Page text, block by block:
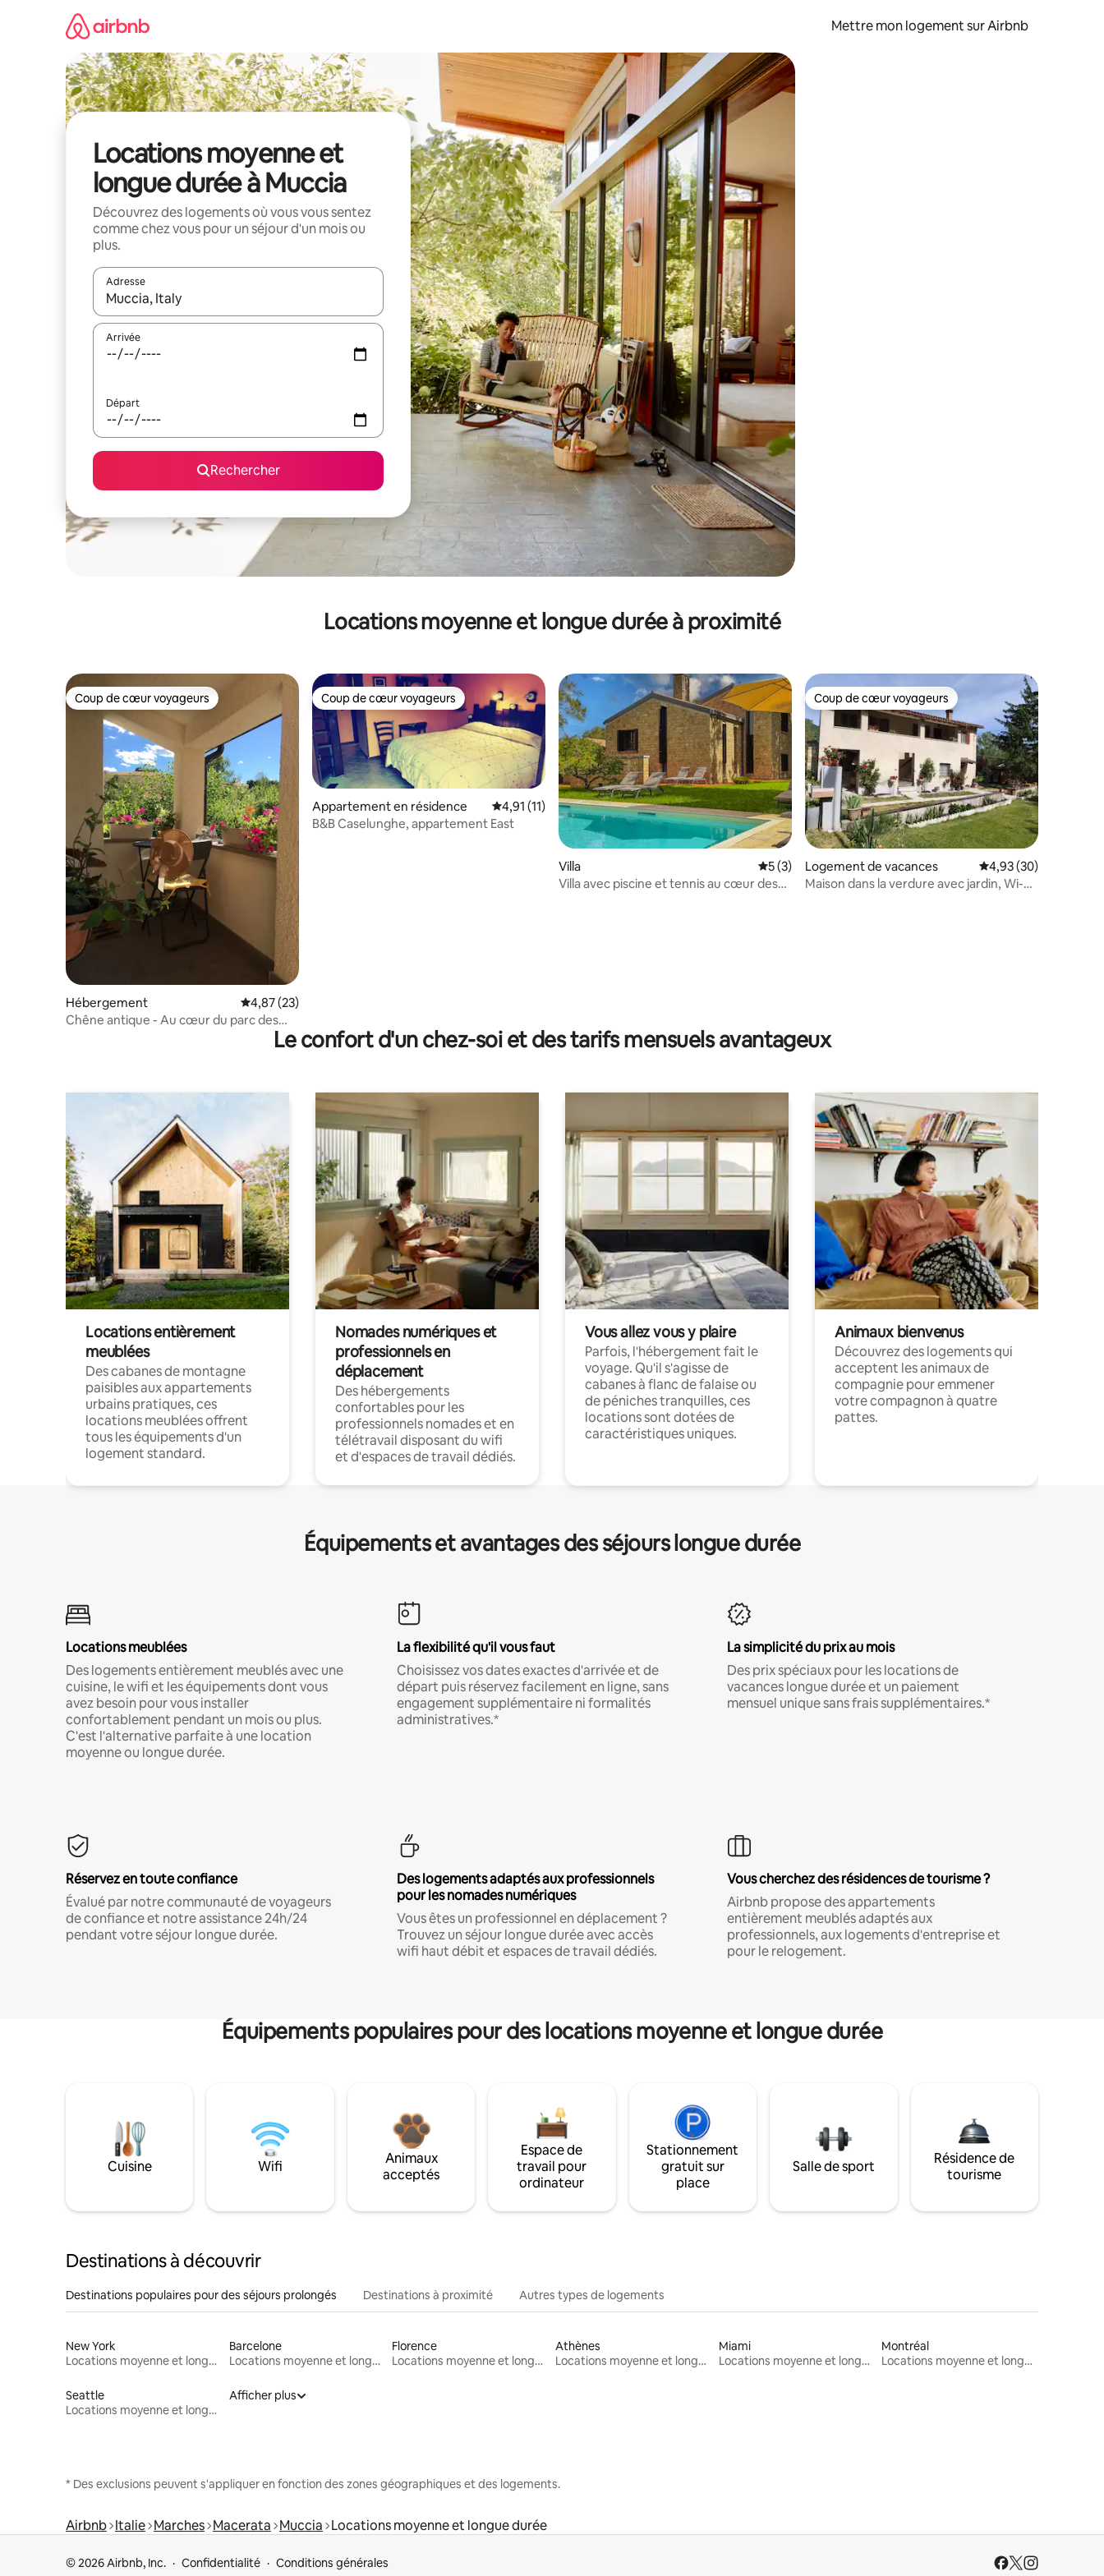
Mettre mon logement sur Airbnb
Locations moyenne et
longue durée à Muccia
Découvrez des logements où vous vous sentez
comme chez vous pour un séjour d'un mois ou
plus.
Adresse
Lorsque les résultats s'affichent, utilisez les flèches vers le haut et vers le bas pour les parcourir ou en appuyant et en faisant glisser.
Arrivée
Départ
Rechercher
Locations moyenne et longue durée à proximité
Coup de cœur voyageurs
Coup de cœur voyageurs
Hébergement Évaluation moyenne sur la base de 23 commentaires : 4,87 sur 5
4,87 (23)
Chêne antique - Au cœur du parc des
Coup de cœur voyageurs
Coup de cœur voyageurs
Appartement en résidence Évaluation moyenne sur la base de 11 commentaires : 4,91 sur 5
4,91 (11)
B&B Caselunghe, appartement East
Villa Évaluation moyenne sur la base de 3 commentaires : 5 sur 5
5 (3)
Villa avec piscine et tennis au cœur des
Coup de cœur voyageurs
Coup de cœur voyageurs
Logement de vacances Évaluation moyenne
4,93 (30)
Maison dans la verdure avec jardin, Wi-Fi
Le confort d'un chez-soi et des tarifs mensuels avantageux
Locations entièrement
meublées
Des cabanes de montagne
paisibles aux appartements
urbains pratiques, ces
locations meublées offrent
tous les équipements d'un
logement standard.
Nomades numériques et
professionnels en
déplacement
Des hébergements
confortables pour les
professionnels nomades et en
télétravail disposant du wifi
et d'espaces de travail dédiés.
Vous allez vous y plaire
Parfois, l'hébergement fait le
voyage. Qu'il s'agisse de
cabanes à flanc de falaise ou
de péniches tranquilles, ces
locations sont dotées de
caractéristiques uniques.
Animaux bienvenus
Découvrez des logements qui
acceptent les animaux de
compagnie pour emmener
votre compagnon à quatre
pattes.
Équipements et avantages des séjours longue durée
Locations meublées
Des logements entièrement meublés avec une
cuisine, le wifi et les équipements dont vous
avez besoin pour vous installer
confortablement pendant un mois ou plus.
C'est l'alternative parfaite à une location
moyenne ou longue durée.
La flexibilité qu'il vous faut
Choisissez vos dates exactes d'arrivée et de
départ puis réservez facilement en ligne, sans
engagement supplémentaire ni formalités
administratives.*
La simplicité du prix au mois
Des prix spéciaux pour les locations de
vacances longue durée et un paiement
mensuel unique sans frais supplémentaires.*
Réservez en toute confiance
Évalué par notre communauté de voyageurs
de confiance et notre assistance 24h/24
pendant votre séjour longue durée.
Des logements adaptés aux professionnels
pour les nomades numériques
Vous êtes un professionnel en déplacement ?
Trouvez un séjour longue durée avec accès
wifi haut débit et espaces de travail dédiés.
Vous cherchez des résidences de tourisme ?
Airbnb propose des appartements
entièrement meublés adaptés aux
professionnels, aux logements d'entreprise et
pour le relogement.
Équipements populaires pour des locations moyenne et longue durée
Cuisine Wifi
Animaux
acceptés
Espace de
travail pour
ordinateur
Stationnement
gratuit sur
place
Salle de sport
Résidence de
tourisme
Destinations à découvrir
Destinations populaires pour des séjours prolongés Destinations à proximité Autres types de logements
New York
Locations moyenne et longue durée
Barcelone
Locations moyenne et longue durée
Florence
Locations moyenne et longue durée
Athènes
Locations moyenne et longue durée
Miami
Locations moyenne et longue durée
Montréal
Locations moyenne et longue durée
Seattle
Locations moyenne et longue durée
Afficher plus
* Des exclusions peuvent s'appliquer en fonction des zones géographiques et des logements.
Airbnb Italie Marches Macerata Muccia Locations moyenne et longue durée
© 2026 Airbnb, Inc. Confidentialité Conditions générales